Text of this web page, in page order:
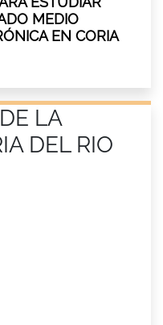
MEDIO
EN CORIA
LA
DEL RIO